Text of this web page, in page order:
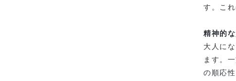
す。こ
精神的
大人に
ます。
の順応